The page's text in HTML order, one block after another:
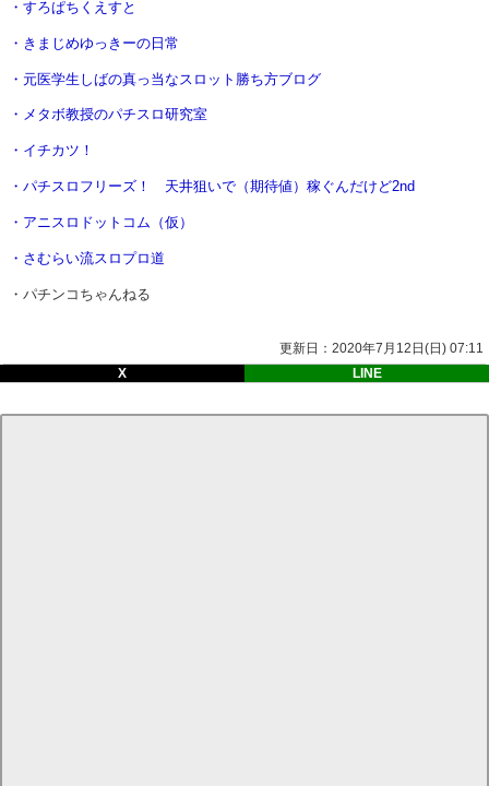
・すろぱちくえすと
・きまじめゆっきーの日常
・元医学生しばの真っ当なスロット勝ち方ブログ
・メタボ教授のパチスロ研究室
・イチカツ！
・パチスロフリーズ！ 天井狙いで（期待値）稼ぐんだけど2nd
・アニスロドットコム（仮）
・さむらい流スロプロ道
・パチンコちゃんねる
更新日：2020年7月12日(日) 07:11
X
LINE